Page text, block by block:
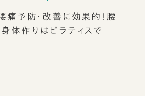
痛予防・改善に効果的！腰
体作りはピラティスで